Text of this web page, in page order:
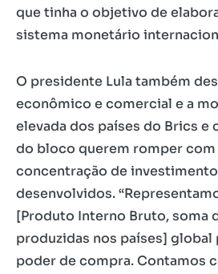
que tinha o objetivo de
sistema monetário
O presidente Lula também
econômico e comercial e a
elevada dos países do Brics e
do bloco querem romper com
concentração de
desenvolvidos.
[Produto Interno Bruto, soma
produzidas nos países] global
poder de compra. Contamos